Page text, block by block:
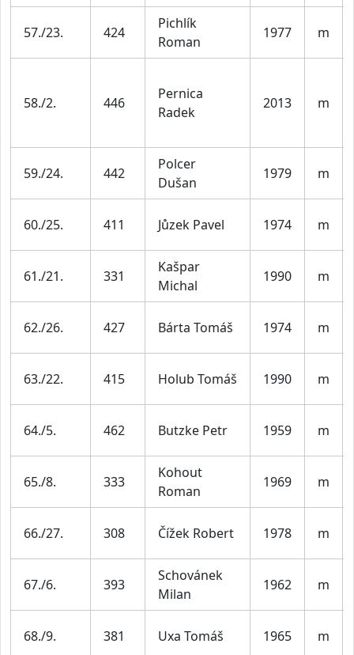
57./23. 424
Pichlík
Roman
1977 m
58./2. 446
Pernica
Radek
2013 m
59./24. 442
Polcer
Dušan
1979 m
60./25. 411 Jůzek Pavel 1974 m
61./21. 331
Kašpar
Michal
1990 m
62./26. 427 Bárta Tomáš 1974 m
63./22. 415 Holub Tomáš 1990 m
64./5. 462 Butzke Petr 1959 m
65./8. 333
Kohout
Roman
1969 m
66./27. 308 Čížek Robert 1978 m
67./6. 393
Schovánek
Milan
1962 m
68./9. 381 Uxa Tomáš 1965 m